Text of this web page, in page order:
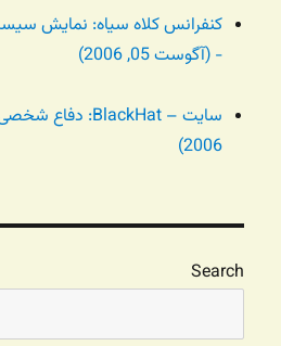
کنفرانس کلاه سیاه:‌ نمایش
- (آگوست 05, 2006)
2006)
Search